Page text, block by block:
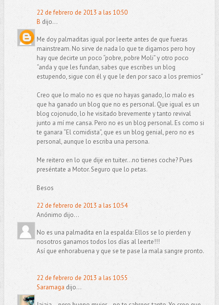
22 de febrero de 2013 a las 10:50
B dijo...
Me doy palmaditas igual por leerte antes de que fueras
mainstream. No sirve de nada lo que te digamos pero hoy
hay que decirte un poco “pobre, pobre Moli” y otro poco
“anda y que les fundan, sabes que escribes un blog
estupendo, sigue con él y que le den por saco a los premios”
Creo que lo malo no es que no hayas ganado, lo malo es
que ha ganado un blog que no es personal. Que igual es un
blog cojonudo, lo he visitado brevemente y tanto revival
junto a mí me cansa. Pero no es un blog personal. Es como si
te ganara “El comidista”, que es un blog genial, pero no es
personal, aunque lo escriba una persona.
Me reitero en lo que dije en tuiter…no tienes coche? Pues
preséntate a Motor. Seguro que lo petas.
Besos
22 de febrero de 2013 a las 10:54
Anónimo dijo...
No es una palmadita en la espalda: Ellos se lo pierden y
nosotros ganamos todos los días al leerte!!!
Así que enhorabuena y que se te pase la mala sangre pronto.
22 de febrero de 2013 a las 10:55
Saramaga dijo...